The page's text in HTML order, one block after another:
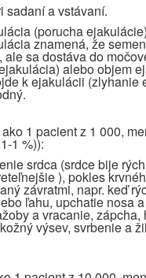
sadaní a vstávaní.
(porucha
znamená, že
ale sa dostáva do
alebo objem
k ejakulácii (zlyhanie
1 pacient z 1 000,
1 %)):
srdca (srdce bije
), pokles
závratmi, napr. keď
ľahu, upchatie nosa
a vracanie, zápcha,
výsev, svrbenie a